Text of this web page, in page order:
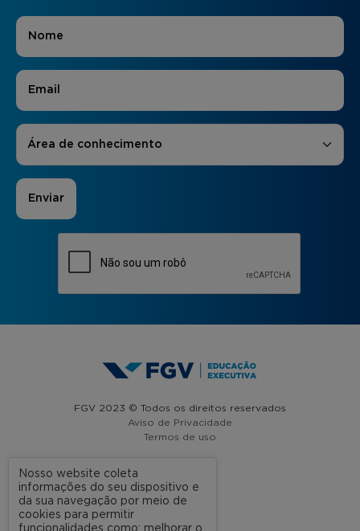
Nome
E-mail
Áreas de Interesse
Área de conhecimento
FGV 2023 © Todos os direitos reservados
Aviso de Privacidade
Termos de uso
A FGV
Nosso website coleta
informações do seu dispositivo e
da sua navegação por meio de
cookies para permitir
funcionalidades como: melhorar o